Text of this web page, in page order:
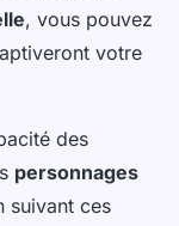
, vous pouvez
votre
des
personnages
suivant ces